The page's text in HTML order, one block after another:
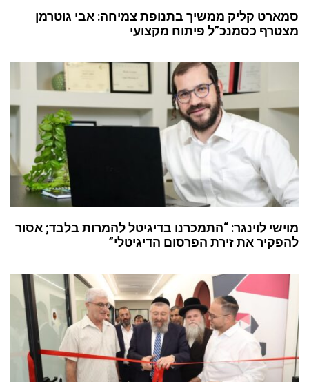
סמארט קליק ממשיך בתנופת צמיחה: אבי גוטרמן
מצטרף כסמנכ”ל פיתוח מקצועי
מוישי לוינגר: “התמכרנו בדיגיטל להמרות בלבד; אסור
להפקיר את זירת הפרסום הדיגיטלי”